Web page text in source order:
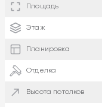
Площадь
Этаж
Планировка
Отделка
Высота потолков